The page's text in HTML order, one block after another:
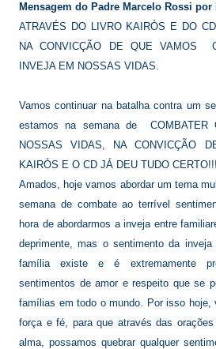
Mensagem do Padre Marcelo Rossi por
ATRAVÉS DO LIVRO KAIRÓS E DO
NA CONVICÇÃO DE QUE VAMOS
INVEJA EM NOSSAS VIDAS.
Vamos continuar na batalha contra um
estamos na semana de COMBATER
NOSSAS VIDAS, NA CONVICÇÃO
KAIRÓS E O CD JÁ DEU TUDO CERTO!!!
Amados, hoje vamos abordar um tema
semana de combate ao terrível
hora de abordarmos a inveja entre
deprimente, mas o sentimento da
família existe e é extremamente
sentimentos de amor e respeito que se
famílias em todo o mundo. Por isso hoje,
força e fé, para que através das
alma, possamos quebrar qualquer